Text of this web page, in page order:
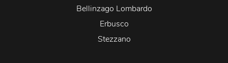
Bellinzago Lombardo
Erbusco
Stezzano